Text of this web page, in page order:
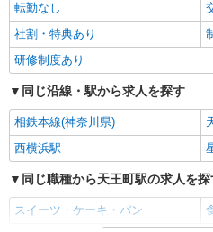
転勤なし
社割・特典あり
研修制度あり
同じ沿線・駅から求人を探す
相鉄本線(神奈川県)
西横浜駅
同じ職種から天王町駅の求人を探
スイーツ・ケーキ・パン